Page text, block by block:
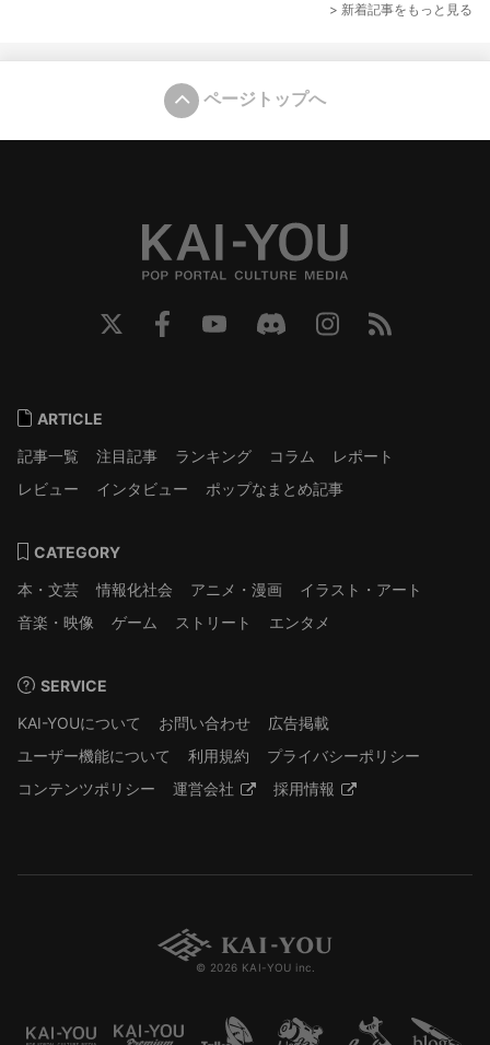
> 新着記事をもっと見る
ページトップへ
ARTICLE
記事一覧
注目記事 ランキング コラム
レポート
レビュー
インタビュー ポップなまとめ記事
CATEGORY
本・文芸
情報化社会 アニメ・漫画
イラスト・アート
音楽・映像
ゲーム ストリート エンタメ
SERVICE
KAI-YOUについて
お問い合わせ
広告掲載
ユーザー機能について
利用規約
プライバシーポリシー
コンテンツポリシー
運営会社 採用情報
© 2026 KAI-YOU inc.